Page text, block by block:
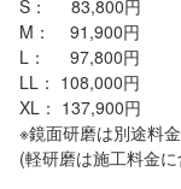
S：     83,800円
M：    91,900円
L：     97,800円
LL： 108,000円
XL： 137,900円
※鏡面研磨は別途料金
(軽研磨は施工料金に